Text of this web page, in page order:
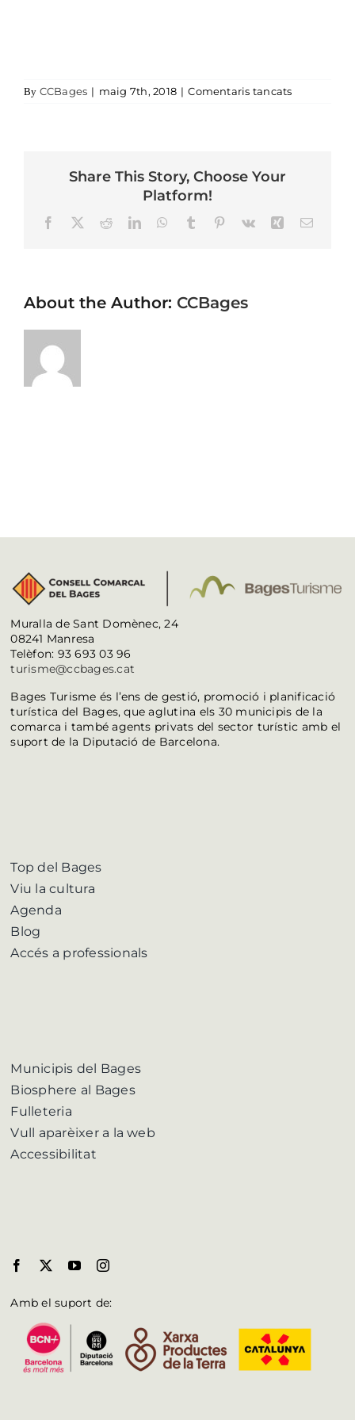
By CCBages | maig 7th, 2018 | Comentaris tancatsa 10711516-
Share This Story, Choose Your
Platform!
FacebookRedditLinkedInWhatsApp
TumblrPinterest
Vk XingEmail
About the Author: CCBages
Muralla de Sant Domènec, 24
08241 Manresa
Telèfon: 93 693 03 96
turisme@ccbages.cat
Bages Turisme és l’ens de gestió, promoció i planificació
turística del Bages, que aglutina els 30 municipis de la
comarca i també agents privats del sector turístic amb el
suport de la Diputació de Barcelona.
Top del Bages
Viu la cultura
Agenda
Blog
Accés a professionals
Municipis del Bages
Biosphere al Bages
Fulleteria
Vull aparèixer a la web
Accessibilitat
Amb el suport de: